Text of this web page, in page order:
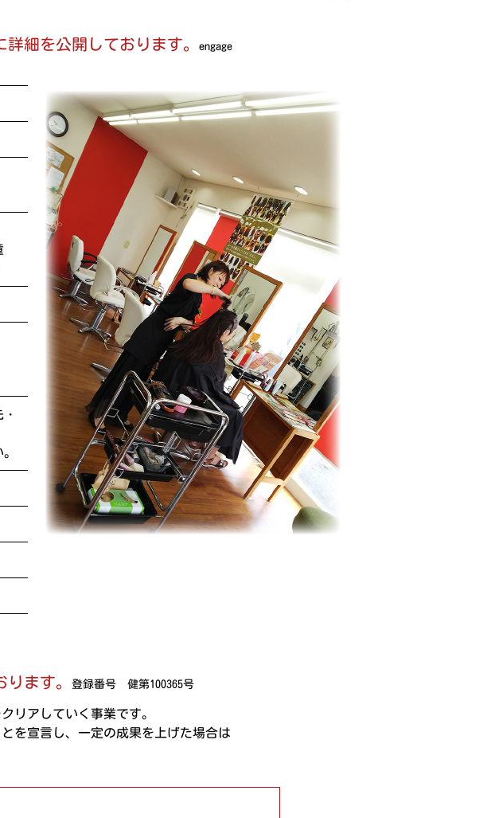
細を公開しております。 engage
ます。 登録番号 健第100365号
リアしていく事業です。
を宣言し、一定の成果を上げた場合は